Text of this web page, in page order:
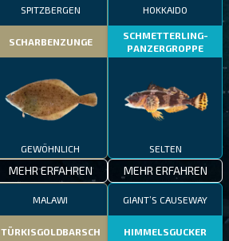
SPITZBERGEN
SCHARBENZUNGE
GEWÖHNLICH
MEHR ERFAHREN
HOKKAIDO
SCHMETTERLING-
PANZERGROPPE
SELTEN
MEHR ERFAHREN
MALAWI
TÜRKISGOLDBARSCH
GIANT’S CAUSEWAY
HIMMELSGUCKER